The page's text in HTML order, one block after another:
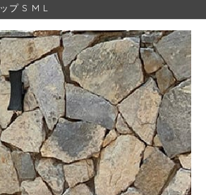
プ S M L